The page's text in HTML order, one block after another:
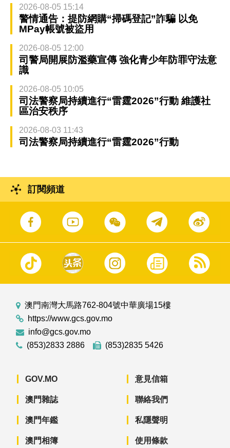
2026-08-05 15:14
警情通告：提防網購“掃碼登記”詐騙 以免
MPay帳號被盜用
2026-08-05 12:00
司警局開展防濫藥宣傳 強化青少年防罪守法意
識
2026-08-05 10:05
司法警察局持續進行“雷霆2026”行動 維護社
區治安秩序
2026-08-03 11:43
司法警察局持續進行“雷霆2026”行動
訂閱頻道
澳門南灣大馬路762-804號中華廣場15樓
https://www.gcs.gov.mo
info@gcs.gov.mo
(853)2833 2886
(853)2835 5426
GOV.MO
澳門雜誌
澳門年鑑
澳門相簿
意見信箱
聯絡我們
私隱聲明
使用條款